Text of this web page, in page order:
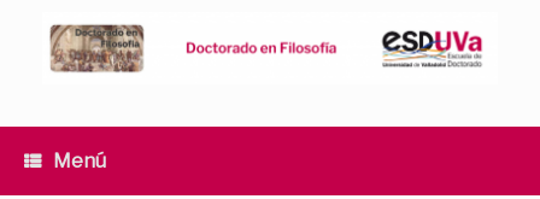
contenido
Menú